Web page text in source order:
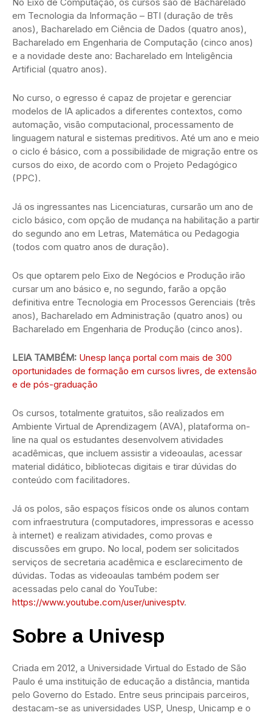
em Tecnologia da Informação – BTI (duração de três
anos), Bacharelado em Ciência de Dados (quatro anos),
Bacharelado em Engenharia de Computação (cinco anos)
e a novidade deste ano: Bacharelado em Inteligência
Artificial (quatro anos).
No curso, o egresso é capaz de projetar e gerenciar
modelos de IA aplicados a diferentes contextos, como
automação, visão computacional, processamento de
linguagem natural e sistemas preditivos. Até um ano e meio
o ciclo é básico, com a possibilidade de migração entre os
cursos do eixo, de acordo com o Projeto Pedagógico
(PPC).
Já os ingressantes nas Licenciaturas, cursarão um ano de
ciclo básico, com opção de mudança na habilitação a partir
do segundo ano em Letras, Matemática ou Pedagogia
(todos com quatro anos de duração).
Os que optarem pelo Eixo de Negócios e Produção irão
cursar um ano básico e, no segundo, farão a opção
definitiva entre Tecnologia em Processos Gerenciais (três
anos), Bacharelado em Administração (quatro anos) ou
Bacharelado em Engenharia de Produção (cinco anos).
LEIA TAMBÉM: Unesp lança portal com mais de 300
oportunidades de formação em cursos livres, de extensão
e de pós-graduação
Os cursos, totalmente gratuitos, são realizados em
Ambiente Virtual de Aprendizagem (AVA), plataforma on-
line na qual os estudantes desenvolvem atividades
acadêmicas, que incluem assistir a videoaulas, acessar
material didático, bibliotecas digitais e tirar dúvidas do
conteúdo com facilitadores.
Já os polos, são espaços físicos onde os alunos contam
com infraestrutura (computadores, impressoras e acesso
à internet) e realizam atividades, como provas e
discussões em grupo. No local, podem ser solicitados
serviços de secretaria acadêmica e esclarecimento de
dúvidas. Todas as videoaulas também podem ser
acessadas pelo canal do YouTube:
https://www.youtube.com/user/univesptv.
Sobre a Univesp
Criada em 2012, a Universidade Virtual do Estado de São
Paulo é uma instituição de educação a distância, mantida
pelo Governo do Estado. Entre seus principais parceiros,
destacam-se as universidades USP, Unesp, Unicamp e o